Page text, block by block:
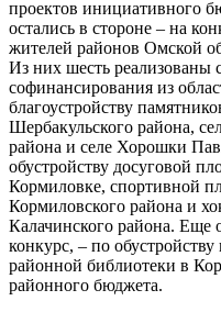
проектов инициативного
остались в стороне – на
жителей районов Омской
Из них шесть реализованы
софинансирования из
благоустройству
Шербакульского района,
района и селе Хорошки
обустройству досуговой
Кормиловке, спортивной
Кормиловского района и
Калачинского района. Еще
конкурс, – по
районной библиотеки в
районного бюджета.